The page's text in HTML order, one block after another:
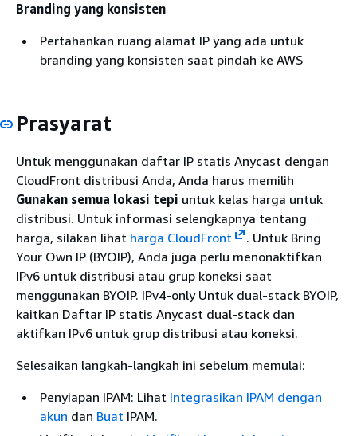
Branding yang konsisten
Pertahankan ruang alamat IP yang ada untuk
branding yang konsisten saat pindah ke AWS
Prasyarat
Untuk menggunakan daftar IP statis Anycast dengan
CloudFront distribusi Anda, Anda harus memilih
Gunakan semua lokasi tepi untuk kelas harga untuk
distribusi. Untuk informasi selengkapnya tentang
harga, silakan lihat harga CloudFront
. Untuk Bring
Your Own IP (BYOIP), Anda juga perlu menonaktifkan
IPv6 untuk distribusi atau grup koneksi saat
menggunakan BYOIP. IPv4-only Untuk dual-stack BYOIP,
kaitkan Daftar IP statis Anycast dual-stack dan
aktifkan IPv6 untuk grup distribusi atau koneksi.
Selesaikan langkah-langkah ini sebelum memulai:
Penyiapan IPAM: Lihat Integrasikan IPAM dengan
akun dan Buat IPAM.